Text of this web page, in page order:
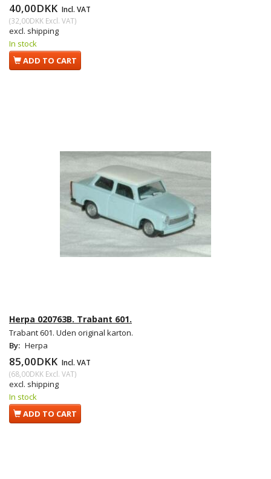
40,00DKK Incl. VAT
(32,00DKK Excl. VAT)
excl. shipping
In stock
ADD TO CART
Herpa 020763B. Trabant 601.
Trabant 601. Uden original karton.
By: Herpa
85,00DKK Incl. VAT
(68,00DKK Excl. VAT)
excl. shipping
In stock
ADD TO CART